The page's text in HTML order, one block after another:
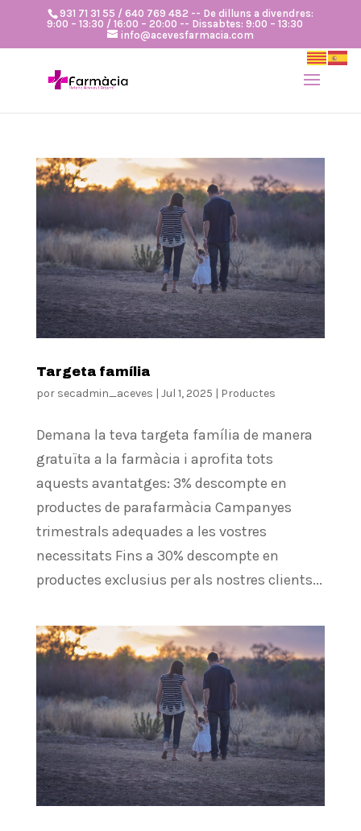
931 71 31 55 / 640 769 482 -- De dilluns a divendres:
9:00 – 13:30 / 16:00 – 20:00 -- Dissabtes: 9:00 – 13:30
info@acevesfarmacia.com
Targeta família
por secadmin_aceves | Jul 1, 2025 | Productes
Demana la teva targeta família de manera
gratuïta a la farmàcia i aprofita tots
aquests avantatges: 3% descompte en
productes de parafarmàcia Campanyes
trimestrals adequades a les vostres
necessitats Fins a 30% descompte en
productes exclusius per als nostres clients...